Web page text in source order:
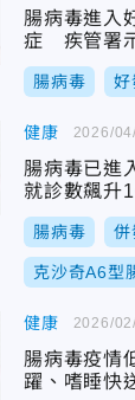
腸病毒進入
症 疾管署
腸病毒 好
健康
腸病毒已進
就診數飆升
腸病毒 併
克沙奇A6型
2026/
健康
腸病毒疫情
躍、嗜睡快
2026/